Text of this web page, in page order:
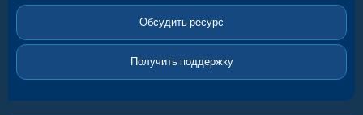
з
ё
з
Обсудить ресурс
Получить поддержку